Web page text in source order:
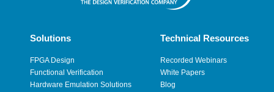
Solutions
FPGA Design
Functional Verification
Hardware Emulation Solutions
Technical Resources
Recorded Webinars
White Papers
Blog